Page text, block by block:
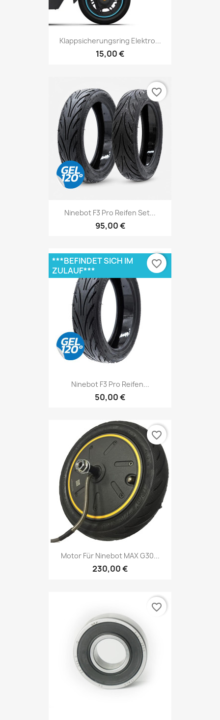
Klappsicherungsring Elektro...
15,00 €
Ninebot F3 Pro Reifen Set...
95,00 €
favorite_border
Ninebot F3 Pro Reifen...
50,00 €
***BEFINDET SICH IM
ZULAUF***
favorite_border
Motor Für Ninebot MAX G30...
230,00 €
favorite_border
favorite_border